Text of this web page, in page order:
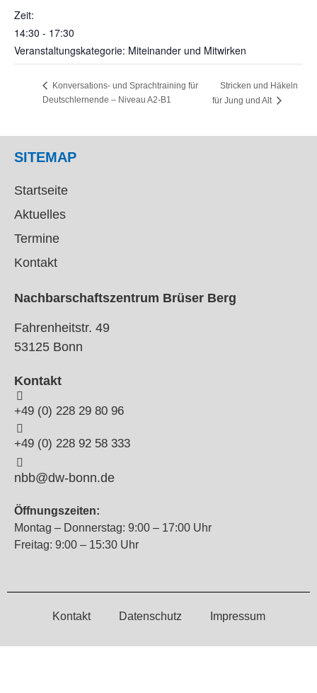
Zeit:
14:30 - 17:30
Veranstaltungskategorie: Miteinander und Mitwirken
Konversations- und Sprachtraining für
Deutschlernende – Niveau A2-B1
Stricken und Häkeln
für Jung und Alt
SITEMAP
Startseite
Aktuelles
Termine
Kontakt
Nachbarschaftszentrum Brüser Berg
Fahrenheitstr. 49
53125 Bonn
Kontakt
+49 (0) 228 29 80 96
+49 (0) 228 92 58 333
nbb@dw-bonn.de
Öffnungszeiten:
Montag – Donnerstag: 9:00 – 17:00 Uhr
Freitag: 9:00 – 15:30 Uhr
Kontakt Datenschutz Impressum